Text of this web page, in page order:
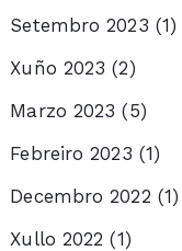
Setembro 2023 (1)
Xuño 2023 (2)
Marzo 2023 (5)
Febreiro 2023 (1)
Decembro 2022 (1)
Xullo 2022 (1)